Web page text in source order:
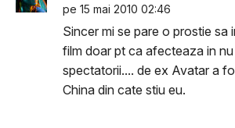
pe 15 mai 2010 02:46
Sincer mi se pare o prostie sa
film doar pt ca afecteaza in
spectatorii.... de ex Avatar a
China din cate stiu eu.